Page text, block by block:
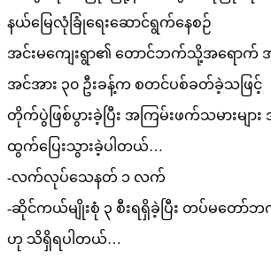
နယ်မြေလုံခြုံရေးဆောင်ရွက်နေစဉ်
အင်းမကျေးရွာ၏ တောင်ဘက်သို့အရောက်
အင်အား ၃၀ ဦးခန့်က စတင်ပစ်ခတ်ခဲ့သဖြင့်
တိုက်ပွဲဖြစ်ပွားခဲ့ပြီး အကြမ်းဖက်သမားမျ
ထွက်ပြေးသွားခဲ့ပါတယ်…
-လက်လုပ်သေနတ် ၁ လက်
-ဆိုင်ကယ်မျိုးစုံ ၃ စီးရရှိခဲ့ပြီး တပ်မတေ
ဟု သိရှိရပါတယ်…